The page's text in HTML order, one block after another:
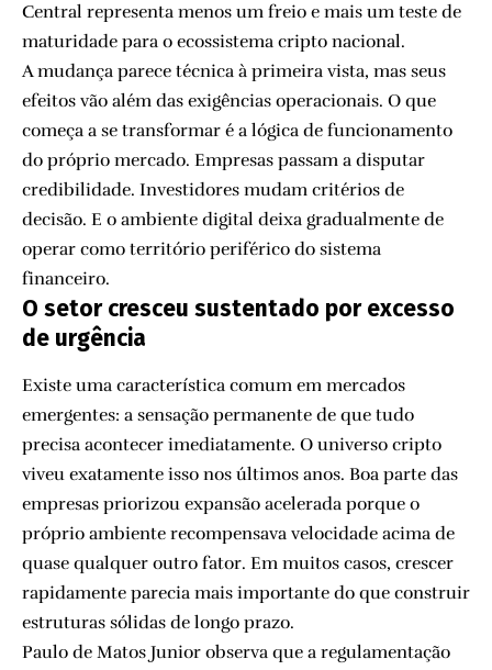
Central representa menos um freio e mais um teste de
maturidade para o ecossistema cripto nacional.
A mudança parece técnica à primeira vista, mas seus
efeitos vão além das exigências operacionais. O que
começa a se transformar é a lógica de funcionamento
do próprio mercado. Empresas passam a disputar
credibilidade. Investidores mudam critérios de
decisão. E o ambiente digital deixa gradualmente de
operar como território periférico do sistema
financeiro.
O setor cresceu sustentado por excesso
de urgência
Existe uma característica comum em mercados
emergentes: a sensação permanente de que tudo
precisa acontecer imediatamente. O universo cripto
viveu exatamente isso nos últimos anos. Boa parte das
empresas priorizou expansão acelerada porque o
próprio ambiente recompensava velocidade acima de
quase qualquer outro fator. Em muitos casos, crescer
rapidamente parecia mais importante do que construir
estruturas sólidas de longo prazo.
Paulo de Matos Junior observa que a regulamentação